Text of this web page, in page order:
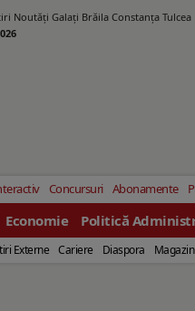
Noutăți Galaţi Brăila Constanţa Tulcea
Concursuri Abonamente
Economie Politică
Externe Cariere Diaspora Magazin